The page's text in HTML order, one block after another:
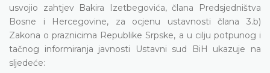
usvojio zahtjev Bakira Izetbegovića, člana Predsjedništva
Bosne i Hercegovine, za ocjenu ustavnosti člana 3.b)
Zakona o praznicima Republike Srpske, a u cilju potpunog i
tačnog informiranja javnosti Ustavni sud BiH ukazuje na
sljedeće: